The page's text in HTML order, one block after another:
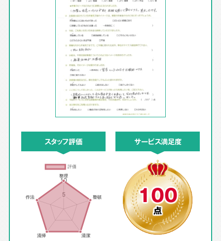
スタッフ評価 サービス満足度
100
点